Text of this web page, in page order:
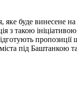
буде винесене
з такою
під Баштанкою